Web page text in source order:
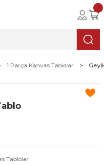
1 Parça Kanvas Tablolar
Tablolar